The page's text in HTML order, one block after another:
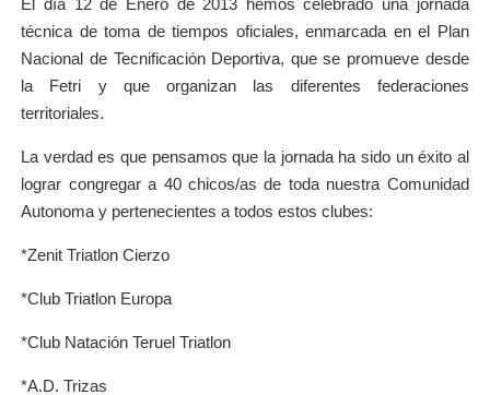
técnica de toma de tiempos oficiales, enmarcada en el Plan
Nacional de Tecnificación Deportiva, que se promueve desde
la Fetri y que organizan las diferentes federaciones
territoriales.
La verdad es que pensamos que la jornada ha sido un éxito al
lograr congregar a 40 chicos/as de toda nuestra Comunidad
Autonoma y pertenecientes a todos estos clubes:
*Zenit Triatlon Cierzo
*Club Triatlon Europa
*Club Natación Teruel Triatlon
*A.D. Trizas